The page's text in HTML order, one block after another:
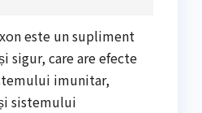
este un supliment
sigur, care are efecte
imunitar,
sistemului